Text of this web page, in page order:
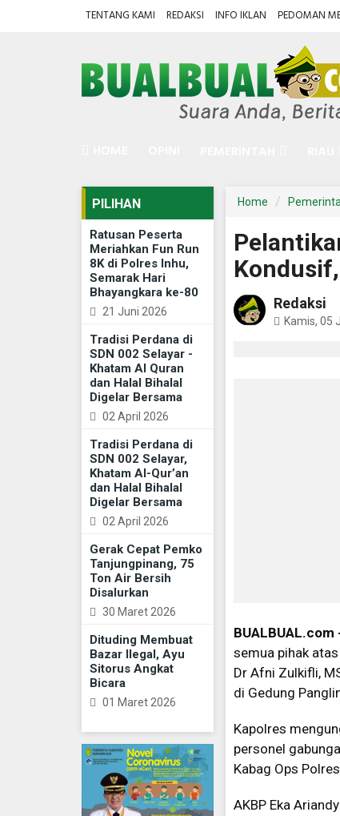
TENTANG KAMI REDAKSI INFO IKLAN PEDOMAN
PILIHAN
Ratusan Peserta
Meriahkan Fun Run
8K di Polres Inhu,
Semarak Hari
Bhayangkara ke-80
21 Juni 2026
Tradisi Perdana di
SDN 002 Selayar -
Khatam Al Quran
dan Halal Bihalal
Digelar Bersama
02 April 2026
Tradisi Perdana di
SDN 002 Selayar,
Khatam Al-Qur’an
dan Halal Bihalal
Digelar Bersama
02 April 2026
Gerak Cepat Pemko
Tanjungpinang, 75
Ton Air Bersih
Disalurkan
30 Maret 2026
Dituding Membuat
Bazar Ilegal, Ayu
Sitorus Angkat
Bicara
01 Maret 2026
Home
Redaksi
Kamis, 05
BUALBUAL.com
semua pihak
Dr Afni Zulkifli,
di Gedung
Kapolres
personel
Kabag Ops
AKBP Eka